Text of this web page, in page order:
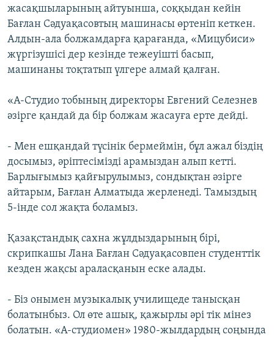
жасақшыларының айтуынша, соққыдан кейін
Бағлан Сәдуақасовтың машинасы өртеніп кеткен.
Алдын-ала болжамдарға қарағанда, «Мицубиси»
жүргізушісі дер кезінде тежеуішті басып,
машинаны тоқтатып үлгере алмай қалған.
«А-Студио тобының директоры Евгений Селезнев
әзірге қандай да бір болжам жасауға ерте дейді.
- Мен ешқандай түсінік бермеймін, бұл ажал біздің
досымыз, әріптесімізді арамыздан алып кетті.
Барлығымыз қайғырулымыз, сондықтан әзірге
айтарым, Бағлан Алматыда жерленеді. Тамыздың
5-інде сол жақта боламыз.
Қазақстандық сахна жұлдыздарының бірі,
скрипкашы Лана Бағлан Сәдуақасовпен студенттік
кезден жақсы араласқанын еске алады.
- Біз онымен музыкалық училищеде танысқан
болатынбыз. Ол өте ашық, қажырлы әрі тік мінез
болатын. «А-студиомен» 1980-жылдардың соңында